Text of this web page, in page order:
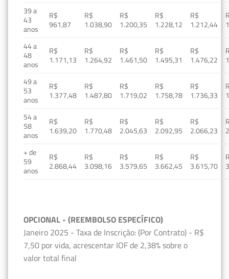
39 a
43
anos
R$
961,87
R$
1.038,90
R$
1.200,35
R$
1.228,12
R$
1.212,44
44 a
48
anos
R$
1.171,13
R$
1.264,92
R$
1.461,50
R$
1.495,31
R$
1.476,22
49 a
53
anos
R$
1.377,48
R$
1.487,80
R$
1.719,02
R$
1.758,78
R$
1.736,33
54 a
58
anos
R$
1.639,20
R$
1.770,48
R$
2.045,63
R$
2.092,95
R$
2.066,23
+ de
59
anos
R$
2.868,44
R$
3.098,16
R$
3.579,65
R$
3.662,45
R$
3.615,70
OPCIONAL - (REEMBOLSO ESPECÍFICO)
Janeiro 2025 - Taxa de Inscrição: (Por Contrato) - R$
7,50 por vida, acrescentar IOF de 2,38% sobre o
valor total final